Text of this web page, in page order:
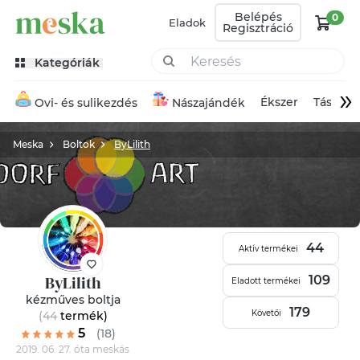
Eladok Belépés
Regisztráció
0
Kategóriák
Ovi- és sulikezdés Nászajándék Ékszer Táska»
Meska Boltok ByLilith
ByLilith
kézműves boltja
(44termék)
5 (18)
2019. 06. 27. óta meskás
Aktív termékei 44
Eladott termékei 109
Követői 179